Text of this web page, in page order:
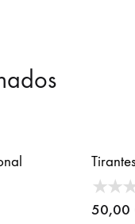
50,00